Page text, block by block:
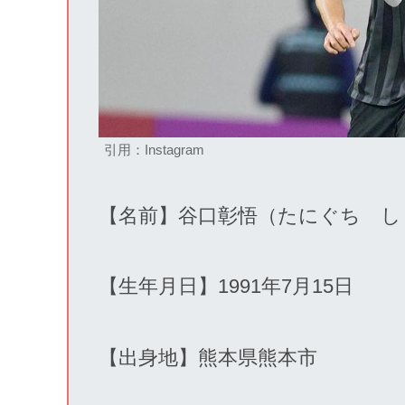
引用：Instagram
【名前】谷口彰悟（たにぐち
【生年月日】1991年7月15日
【出身地】熊本県熊本市